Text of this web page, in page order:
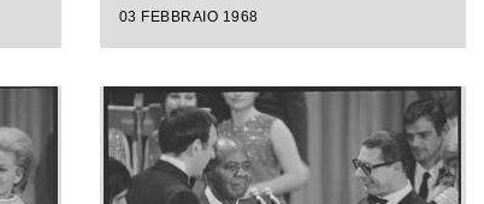
03 FEBBRAIO 1968